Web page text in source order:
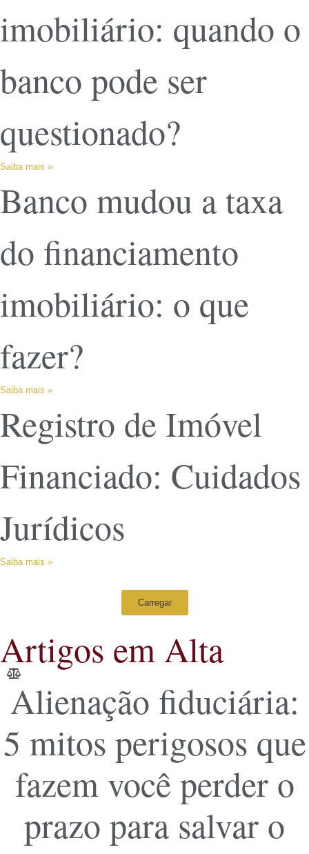
imobiliário: quando o
banco pode ser
questionado?
Saiba mais »
Banco mudou a taxa
do financiamento
imobiliário: o que
fazer?
Saiba mais »
Registro de Imóvel
Financiado: Cuidados
Jurídicos
Saiba mais »
Carregar
Artigos em Alta
Alienação fiduciária:
5 mitos perigosos que
fazem você perder o
prazo para salvar o